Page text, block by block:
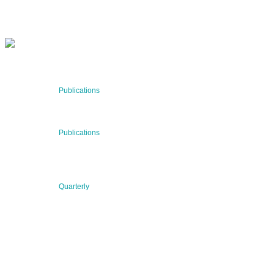
Publications
Publications
Quarterly